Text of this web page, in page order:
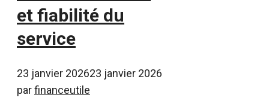
et fiabilité du
service
23 janvier 202623 janvier 2026
parfinanceutile